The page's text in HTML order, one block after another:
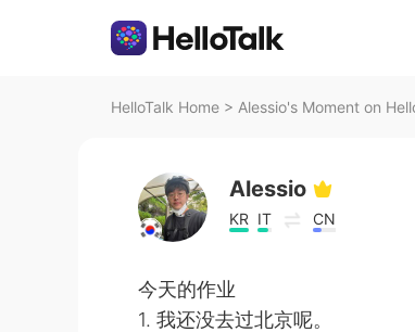
HelloTalk Home > Alessio's Moment on
Alessio
KR IT CN
今天的作业
1. 我还没去过北京呢。